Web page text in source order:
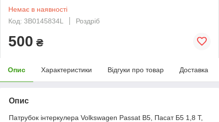
Немає в наявності
Код: 3B0145834L
Роздріб
500 ₴
Опис Характеристики Відгуки про товар Доставка
Опис
Патрубок інтеркулера Volkswagen Passat B5, Пасат Б5 1,8 T,